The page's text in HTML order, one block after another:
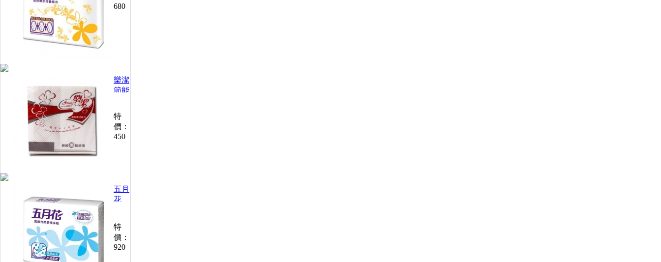
手紙
680
樂潔
節能
紙巾
200
張
(30
特
價：
450
五月
花
韌擦
手紙
(100
特
價：
920